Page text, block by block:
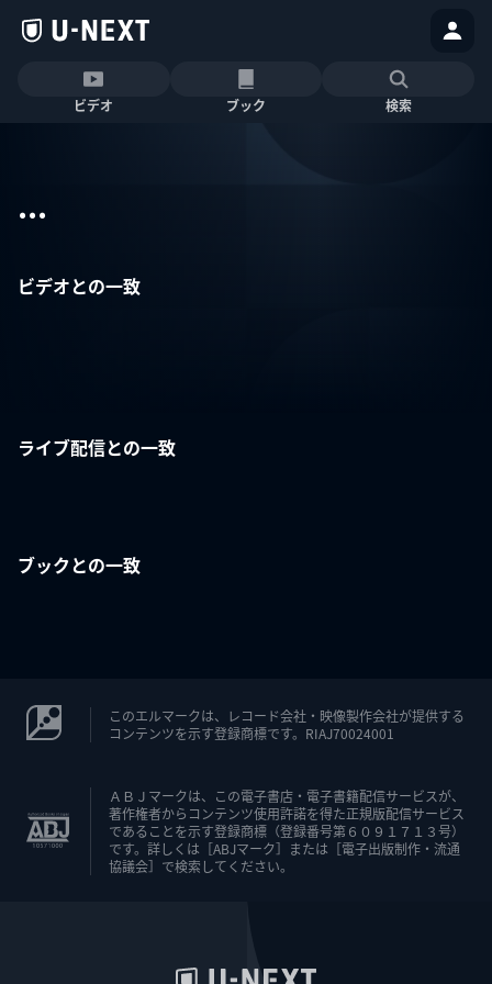
ビデオ ブック 検索
...
ビデオとの一致
ライブ配信との一致
ブックとの一致
このエルマークは、レコード会社・映像製作会社が提供する
コンテンツを示す登録商標です。RIAJ70024001
ＡＢＪマークは、この電子書店・電子書籍配信サービスが、
著作権者からコンテンツ使用許諾を得た正規版配信サービス
であることを示す登録商標（登録番号第６０９１７１３号）
です。詳しくは［ABJマーク］または［電子出版制作・流通
協議会］で検索してください。